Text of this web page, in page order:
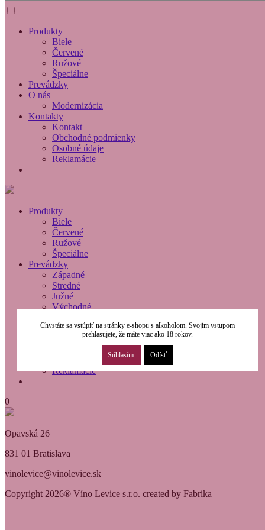
Produkty
Biele
Červené
Ružové
Špeciálne
Prevádzky
O nás
Modernizácia
Kontakty
Kontakt
Obchodné podmienky
Osobné údaje
Reklamácie
Produkty
Biele
Červené
Ružové
Špeciálne
Prevádzky
Západné
Stredné
Južné
Východné
Modernizácia
Reklamácie
0
Opavská 26
831 01 Bratislava
vinolevice@vinolevice.sk
Copyright 2026® Víno Levice s.r.o. created by Fabrika
Chystáte sa vstúpiť na stránky e-shopu s alkoholom. Svojim vstupom
prehlasujete, že máte viac ako 18 rokov.
Súhlasím Odísť